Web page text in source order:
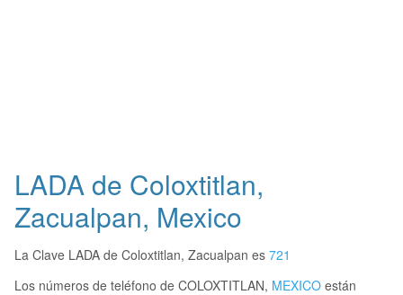
LADA de Coloxtitlan,
Zacualpan, Mexico
La Clave LADA de Coloxtitlan, Zacualpan es 721
Los números de teléfono de COLOXTITLAN, MEXICO están